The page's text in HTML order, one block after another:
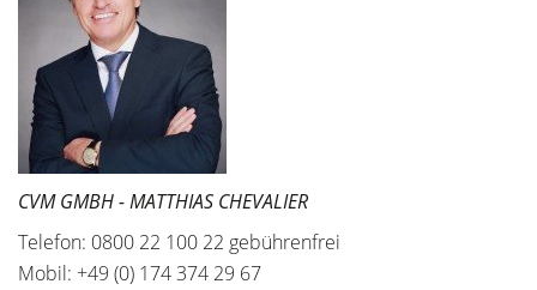
CVM GMBH - MATTHIAS CHEVALIER
Telefon: 0800 22 100 22 gebührenfrei
Mobil: +49 (0) 174 374 29 67